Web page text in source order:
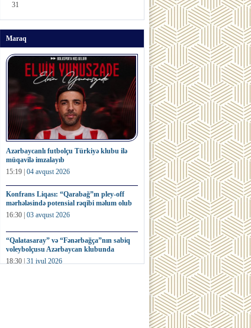
31
Maraq
Azərbaycanlı futbolçu Türkiyə klubu ilə
müqavilə imzalayıb
15:19 | 04 avqust 2026
Konfrans Liqası: “Qarabağ”ın pley-off
mərhələsində potensial rəqibi məlum olub
16:30 | 03 avqust 2026
“Qalatasaray” və “Fənərbağça”nın sabiq
voleybolçusu Azərbaycan klubunda
18:30 | 31 iyul 2026